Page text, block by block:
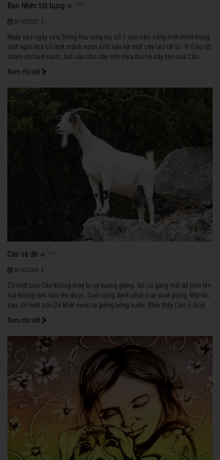
Bạn Nhím tốt bụng 1788
8/18/2020
Ngày xửa ngày xưa, trong khu rừng nọ, có 1 con cáo sống một mình trong
một ngôi nhà có một mảnh vườn xinh xắn với một cây táo rất to. Vì Cáo rất
chăm chỉ tưới nước, bắt sâu cho cây nên mùa thu tới cây táo của Cáo
chín.
Xem chi tiết
Cáo và dê 1364
8/18/2020
Có một con Cáo không may bị rơi xuống giếng. Nó cố gắng mãi để trèo lên
mà không làm sao lên được. Cuối cùng đành phải ở lại dưới giếng. Một lúc
sau, có một con Dê khát nước ra giếng uống nước. Nhìn thấy Cáo ở dưới
giếng, Dê cất tiếng hỏi: - Anh Cáo thân mến, xin hỏi nước ở dưới giếng có vị
ra sao vậy?
Xem chi tiết